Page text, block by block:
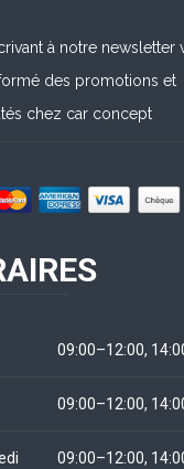
à notre newsletter
des promotions et
chez car concept
09:00–12:00,
09:00–12:00,
09:00–12:00,